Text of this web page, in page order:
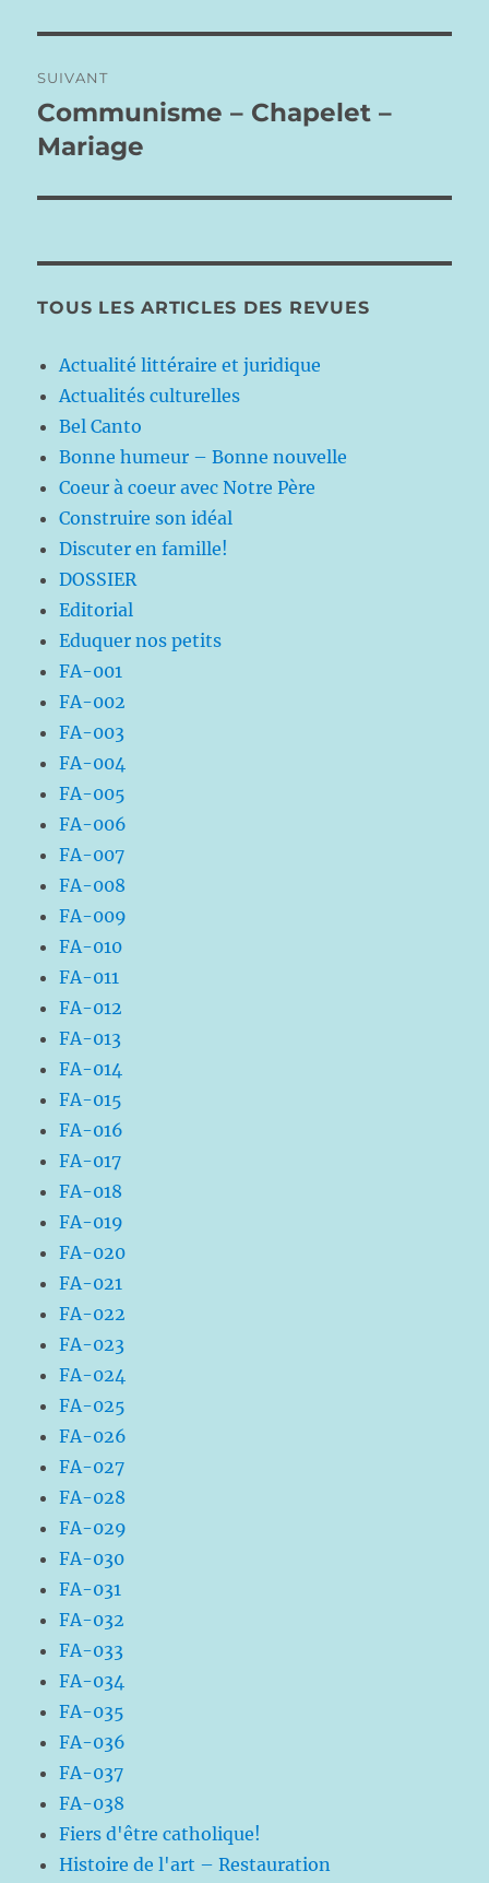
SUIVANT
Publication
suivante :
Communisme – Chapelet –
Mariage
TOUS LES ARTICLES DES REVUES
Actualité littéraire et juridique
Actualités culturelles
Bel Canto
Bonne humeur – Bonne nouvelle
Coeur à coeur avec Notre Père
Construire son idéal
Discuter en famille!
DOSSIER
Editorial
Eduquer nos petits
FA-001
FA-002
FA-003
FA-004
FA-005
FA-006
FA-007
FA-008
FA-009
FA-010
FA-011
FA-012
FA-013
FA-014
FA-015
FA-016
FA-017
FA-018
FA-019
FA-020
FA-021
FA-022
FA-023
FA-024
FA-025
FA-026
FA-027
FA-028
FA-029
FA-030
FA-031
FA-032
FA-033
FA-034
FA-035
FA-036
FA-037
FA-038
Fiers d'être catholique!
Histoire de l'art – Restauration